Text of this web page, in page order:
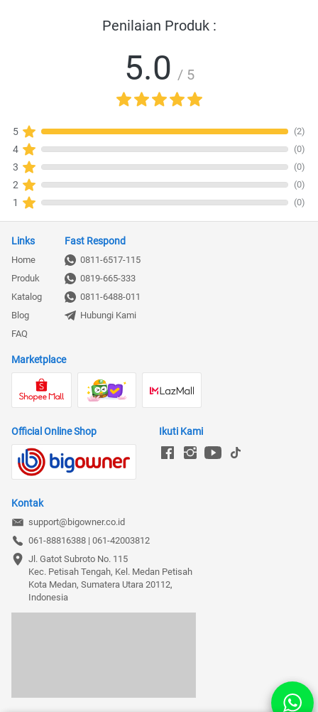
Penilaian Produk :
5.0 / 5
5 (2)
4 (0)
3 (0)
2 (0)
1 (0)
Links
Home
Produk
Katalog
Blog
FAQ
Fast Respond
0811-6517-115
0819-665-333
0811-6488-011
Hubungi Kami
Marketplace
Official Online Shop Ikuti Kami
Kontak
support@bigowner.co.id
061-88816388 | 061-42003812
Jl. Gatot Subroto No. 115
Kec. Petisah Tengah, Kel. Medan Petisah
Kota Medan, Sumatera Utara 20112,
Indonesia